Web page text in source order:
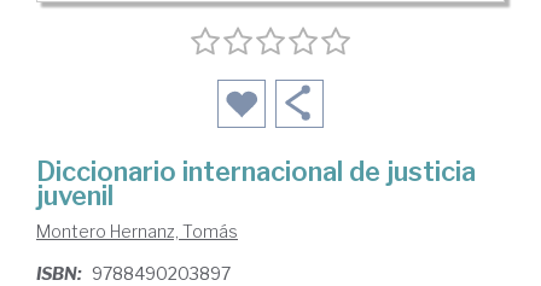
Diccionario internacional de justicia
juvenil
Montero Hernanz, Tomás
ISBN: 9788490203897